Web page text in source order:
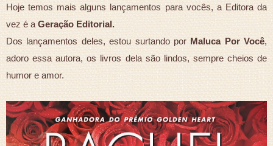
Hoje temos mais alguns lançamentos para vocês, a Editora da
vez é a Geração Editorial.
Dos lançamentos deles, estou surtando porMaluca Por Você,
adoro essa autora, os livros dela são lindos, sempre cheios de
humor e amor.